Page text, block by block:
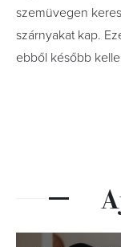
szemüvegen
szárnyakat kap.
ebből később